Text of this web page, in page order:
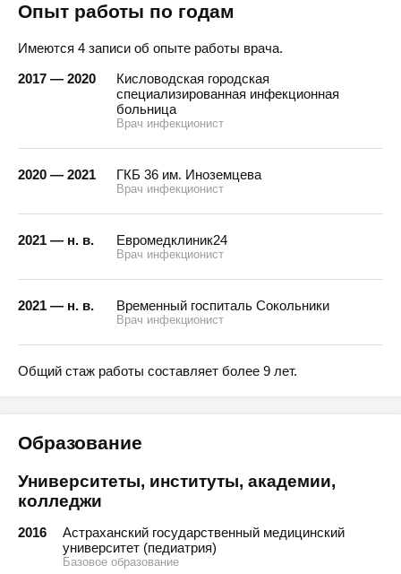
Опыт работы по годам
Имеются 4 записи об опыте работы врача.
2017 — 2020
Кисловодская городская
специализированная инфекционная
больница
Врач инфекционист
2020 — 2021 ГКБ 36 им. Иноземцева
Врач инфекционист
2021 — н. в. Евромедклиник24
Врач инфекционист
2021 — н. в. Временный госпиталь Сокольники
Врач инфекционист
Общий стаж работы составляет более 9 лет.
Образование
Университеты, институты, академии,
колледжи
2016
Астраханский государственный медицинский
университет (педиатрия)
Базовое образование